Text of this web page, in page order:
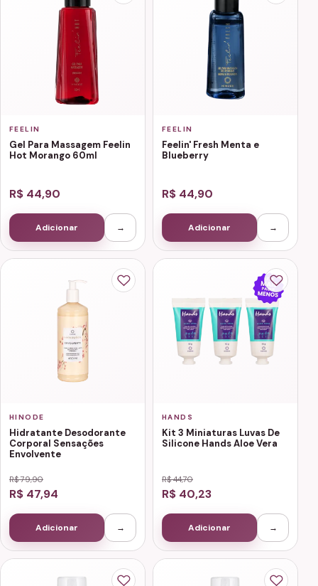
FEELIN
Gel Para Massagem Feelin
Hot Morango 60ml
R$ 44,90
Adicionar →
FEELIN
Feelin' Fresh Menta e
Blueberry
R$ 44,90
Adicionar →
HINODE
Hidratante Desodorante
Corporal Sensações
Envolvente
R$ 79,90
R$ 47,94
Adicionar →
HANDS
Kit 3 Miniaturas Luvas De
Silicone Hands Aloe Vera
R$ 44,70
R$ 40,23
Adicionar →